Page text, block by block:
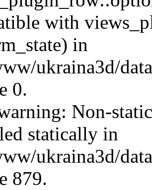
with
in
ukraina3d/
0.
Non-
statically in
ukraina3d/
879.